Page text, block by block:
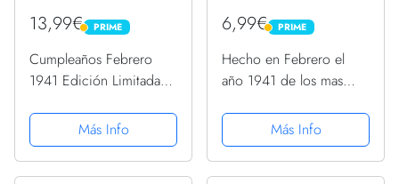
13,99€ PRIME
PRIME
Cumpleaños Febrero
1941 Edición Limitada
PopSockets PopGrip
Intercambiable
Más Info
6,99€ PRIME
PRIME
Hecho en Febrero el
año 1941 de los mas
Regalos de cumpleaños
de Febrero | Citas de
motivación| Cumpleaños
Más Info